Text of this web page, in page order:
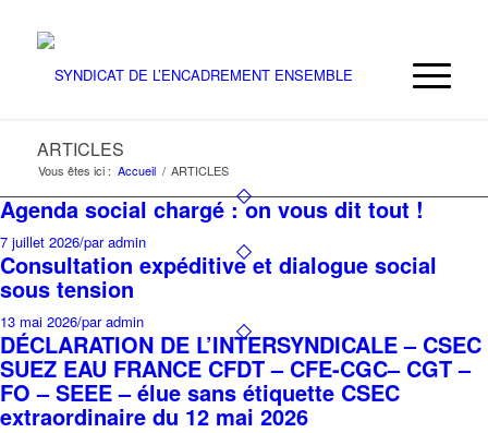
ARTICLES
Vous êtes ici : Accueil / ARTICLES
Agenda social chargé : on vous dit tout !
7 juillet 2026/par admin
Consultation expéditive et dialogue social
sous tension
13 mai 2026/par admin
DÉCLARATION DE L’INTERSYNDICALE – CSEC
SUEZ EAU FRANCE CFDT – CFE-CGC– CGT –
FO – SEEE – élue sans étiquette CSEC
extraordinaire du 12 mai 2026